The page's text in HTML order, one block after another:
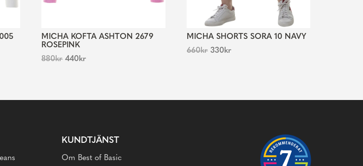
MICHA KOFTA ASHTON 2679
ROSEPINK
880kr 440kr
MICHA SHORTS SORA 10 NAVY
660kr 330kr
KUNDTJÄNST
Om Best of Basic